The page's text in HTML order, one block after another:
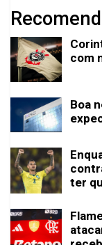
com
Boa
ter